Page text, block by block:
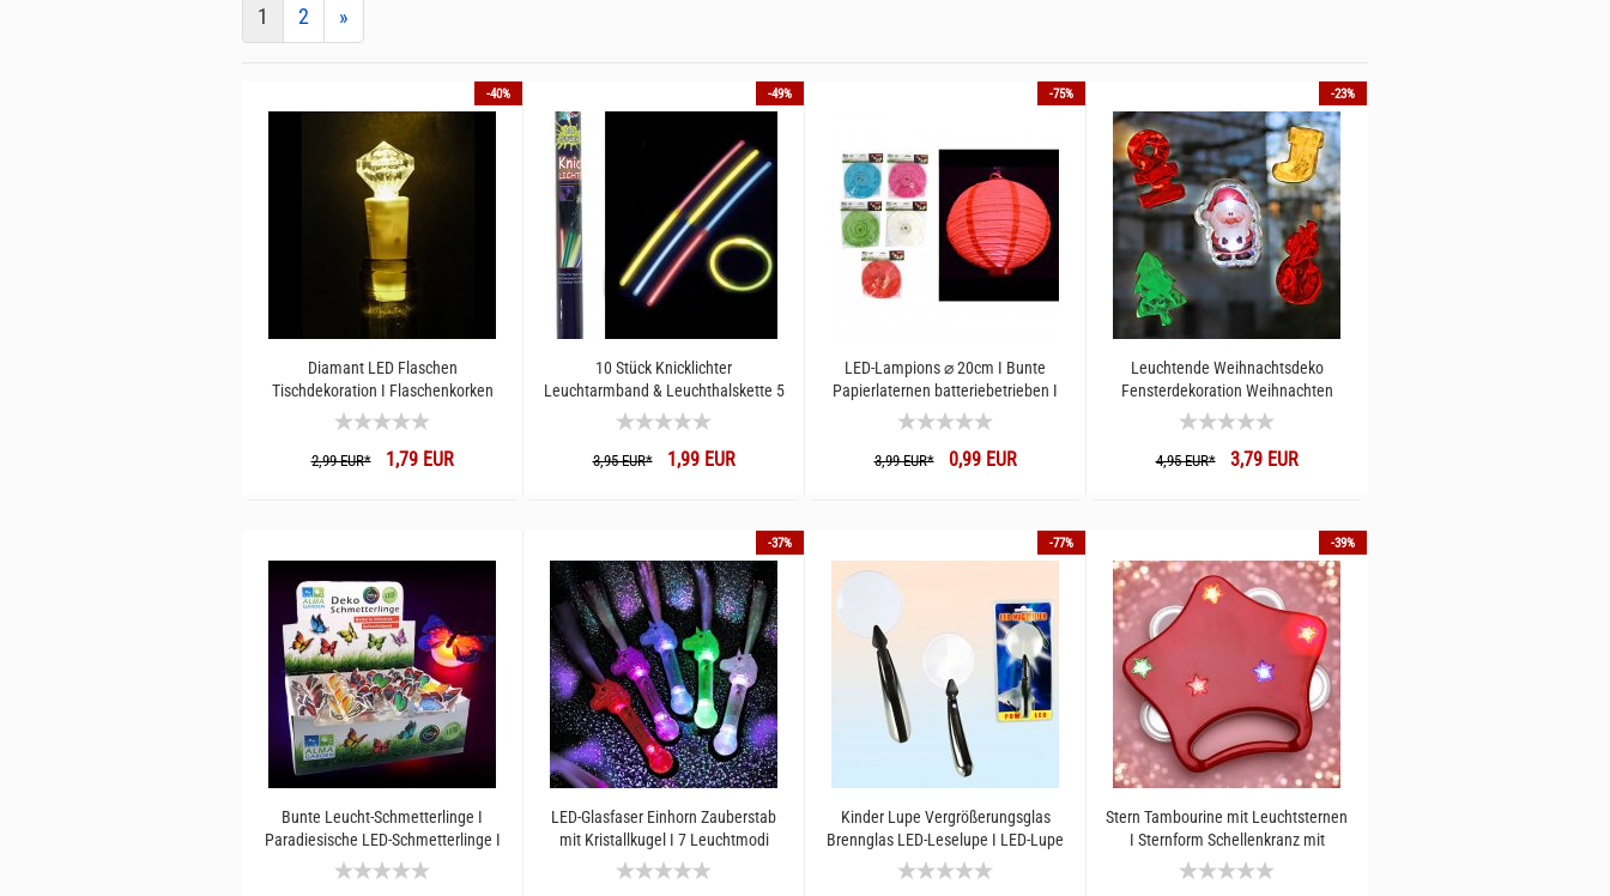
1 2 »
-40%
Diamant LED Flaschen
Tischdekoration I Flaschenkorken
warmweiß Beleuchtung I
Flaschenleuchte
Weinflaschenkorken Dekolicht
2,99 EUR*1,79 EUR
-49%
10 Stück Knicklichter
Leuchtarmband & Leuchthalskette 5
Farben Party Set I Knicklicht 20cm
Leucht-Armbänder Geburtstagsparty
I Silvester Spaß
3,95 EUR*1,99 EUR
-75%
LED-Lampions ⌀ 20cm I Bunte
Papierlaternen batteriebetrieben I
Leuchtende Dekolampions
3,99 EUR*0,99 EUR
-23%
Leuchtende Weihnachtsdeko
Fensterdekoration Weihnachten
4,95 EUR*3,79 EUR
Bunte Leucht-Schmetterlinge I
Paradiesische LED-Schmetterlinge I
Geschenk Deko Leuchtfalter zum
Aufkleben
-37%
LED-Glasfaser Einhorn Zauberstab
mit Kristallkugel I 7 Leuchtmodi
41cm lang I Leuchtender Fantasy-
Stab Kinder Spielzeug
-77%
Kinder Lupe Vergrößerungsglas
Brennglas LED-Leselupe I LED-Lupe
Kinderlupe
-39%
Stern Tambourine mit Leuchtsternen
I Sternform Schellenkranz mit
bunten LEDs I Kindergeburtstag
Fasching & Karneval